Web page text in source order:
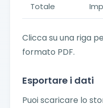
Totale
Clicca su una riga
formato PDF.
Esportare i dati
Puoi scaricare lo